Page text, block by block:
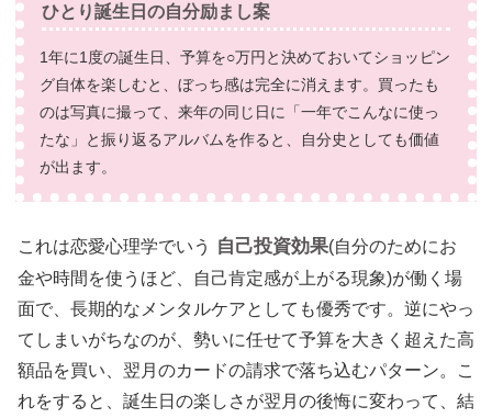
ひとり誕生日の自分励まし案
1年に1度の誕生日、予算を○万円と決めておいてショッピン
グ自体を楽しむと、ぼっち感は完全に消えます。買ったも
のは写真に撮って、来年の同じ日に「一年でこんなに使っ
たな」と振り返るアルバムを作ると、自分史としても価値
が出ます。
これは恋愛心理学でいう 自己投資効果(自分のためにお
金や時間を使うほど、自己肯定感が上がる現象)が働く場
面で、長期的なメンタルケアとしても優秀です。逆にやっ
てしまいがちなのが、勢いに任せて予算を大きく超えた高
額品を買い、翌月のカードの請求で落ち込むパターン。こ
れをすると、誕生日の楽しさが翌月の後悔に変わって、結